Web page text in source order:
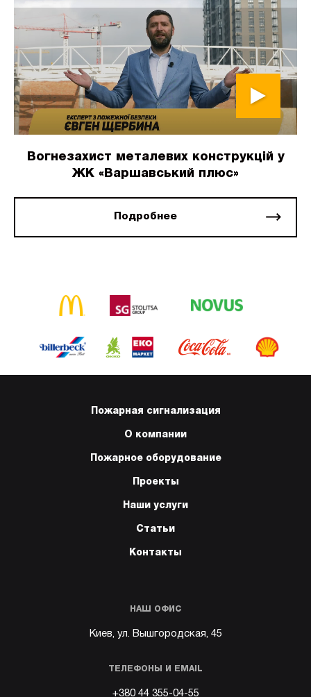
Вогнезахист металевих конструкцій у
ЖК «Варшавський плюс»
Подробнее
Пожарная сигнализация
О компании
Пожарное оборудование
Проекты
Наши услуги
Статьи
Контакты
НАШ ОФИС
Киев, ул. Вышгородская, 45
ТЕЛЕФОНЫ И EMAIL
+380 44 355-04-55